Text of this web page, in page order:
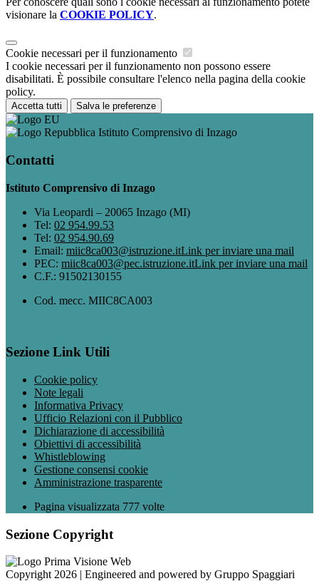
visionare la COOKIE POLICY.
Cookie necessari per il funzionamento
I cookie necessari per il funzionamento non possono essere
disabilitati. È possibile consultare l'elenco nella pagina della cookie
policy.
Accetta tutti Salva le preferenze
Istituto Comprensivo di Inzago
Contatti
Istituto Comprensivo di Inzago
Via Leopardi – 20065 Inzago (MI)
Tel: 02 954.99.53
Tel: 02 954.90.69
Email: miic8ca003@istruzione.itLink per inviare una mail
PEC: miic8ca003@pec.istruzione.itLink per inviare una mail
C.F.: 91502130155
Cod. mecc. MIIC8CA003
Sezione Link Utili
Cookie policy
Note legali
Informativa Privacy
Ufficio Relazioni con il Pubblico
Dichiarazione di accessibilità
Obiettivi di accessibilità
Whistleblowing
Gestione consensi cookie
Amministrazione trasparente
Pagina visualizzata 777 volte
Sezione Copyright
Copyright 2026 | Engineered and powered by Gruppo Spaggiari